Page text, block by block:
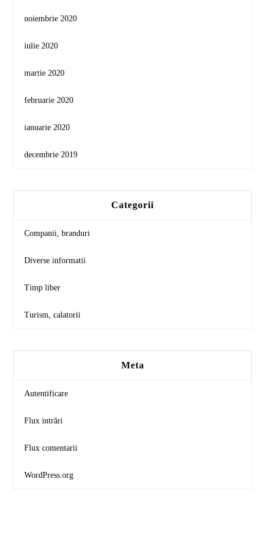
noiembrie 2020
iulie 2020
martie 2020
februarie 2020
ianuarie 2020
decembrie 2019
Categorii
Companii, branduri
Diverse informatii
Timp liber
Turism, calatorii
Meta
Autentificare
Flux intrări
Flux comentarii
WordPress.org